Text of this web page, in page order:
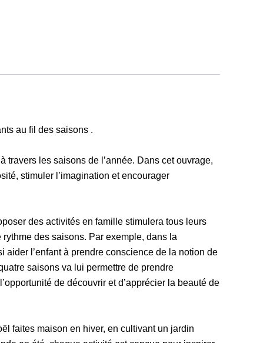
au fil des saisons .
les saisons de l’année. Dans cet ouvrage,
stimuler l’imagination et encourager
des activités en famille stimulera tous leurs
des saisons. Par exemple, dans la
l’enfant à prendre conscience de la notion de
saisons va lui permettre de prendre
de découvrir et d’apprécier la beauté de
faites maison en hiver, en cultivant un jardin